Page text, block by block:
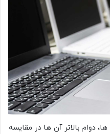
دوام بالاتر آن ها در مقایسه